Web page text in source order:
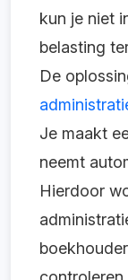
kun je niet
belasting
De
Je maakt
neemt
Hierdoor